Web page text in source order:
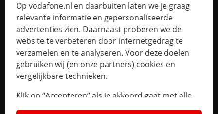
Op vodafone.nl en daarbuiten laten we je graag
relevante informatie en gepersonaliseerde
advertenties zien. Daarnaast proberen we de
website te verbeteren door internetgedrag te
verzamelen en te analyseren. Voor deze doelen
gebruiken wij (en onze partners) cookies en
vergelijkbare technieken.
Klik op “Accepteren” als je akkoord gaat met alle
cookies. Kies je voor “Nee, liever niet”, dan